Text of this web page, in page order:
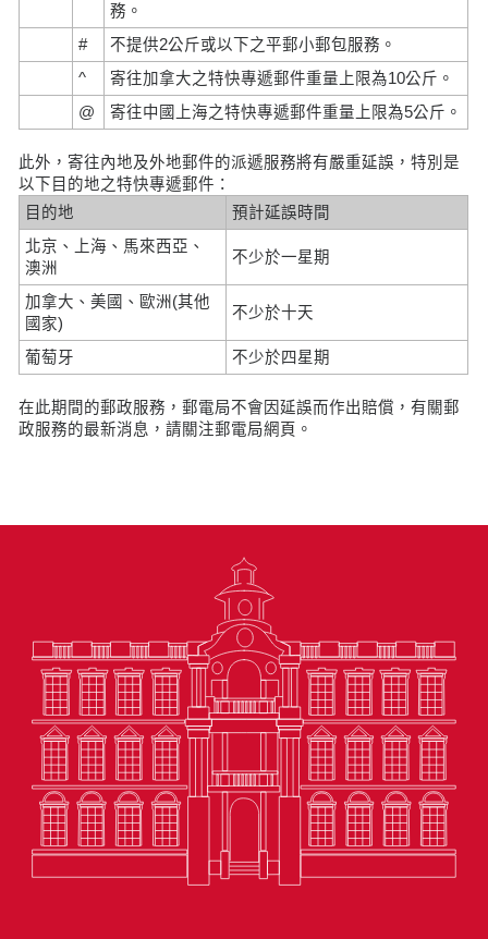
務。
#
不提供2公斤或以下之平郵小郵包服務。
^
寄往加拿大之特快專遞郵件重量上限為10公斤。
@
寄往中國上海之特快專遞郵件重量上限為5公斤。
此外，寄往內地及外地郵件的派遞服務將有嚴重延誤，特別是
以下目的地之特快專遞郵件：
目的地
預計延誤時間
北京、上海、馬來西亞、
澳洲
不少於一星期
加拿大、美國、歐洲(其他
國家)
不少於十天
葡萄牙 不少於四星期
在此期間的郵政服務，郵電局不會因延誤而作出賠償，有關郵
政服務的最新消息，請關注郵電局網頁。